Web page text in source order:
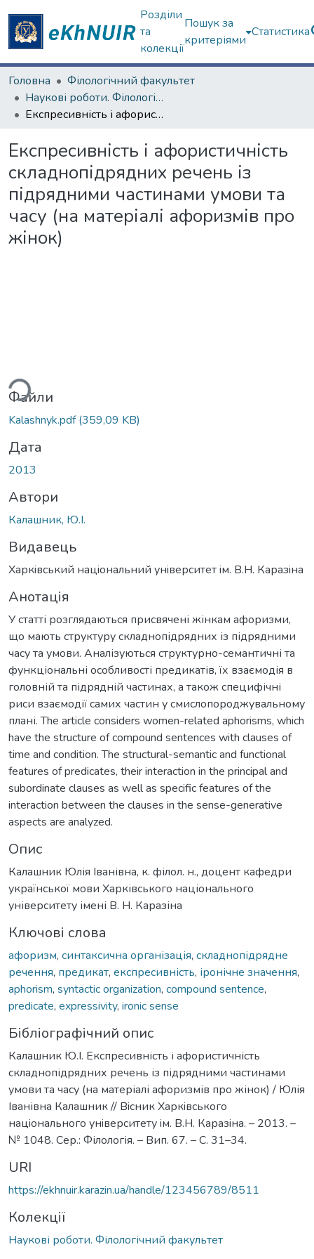
Розділи
та
колекції
Пошук за
критеріями
Статистика
Головна
Філологічний факультет
Наукові роботи. Філологічний факультет
Експресивність і афористичність складнопідрядних речень із підрядними частинами умови та часу (на матеріалі афоризмів про жінок)
Експресивність і афористичність
складнопідрядних речень із
підрядними частинами умови та
часу (на матеріалі афоризмів про
жінок)
Файли
Kalashnyk.pdf(359,09 KB)
Дата
2013
Автори
Калашник, Ю.І.
Видавець
Харкiвський нацiональний унiверситет iм. В.Н. Каразiна
Анотація
У статті розглядаються присвячені жінкам афоризми,
що мають структуру складнопідрядних із підрядними
часу та умови. Аналізуються структурно-семантичні та
функціональні особливості предикатів, їх взаємодія в
головній та підрядній частинах, а також специфічні
риси взаємодії самих частин у смислопороджувальному
плані. The article considers women-related aphorisms, which
have the structure of compound sentences with clauses of
time and condition. The structural-semantic and functional
features of predicates, their interaction in the principal and
subordinate clauses as well as specific features of the
interaction between the clauses in the sense-generative
aspects are analyzed.
Опис
Калашник Юлія Іванівна, к. філол. н., доцент кафедри
української мови Харківського національного
університету імені В. Н. Каразіна
Ключові слова
афоризм, синтаксична організація, складнопідрядне
речення, предикат, експресивність, іронічне значення,
aphorism, syntactic organization, compound sentence,
predicate, expressivity, ironic sense
Бібліографічний опис
Калашник Ю.І. Експресивність і афористичність
складнопідрядних речень із підрядними частинами
умови та часу (на матеріалі афоризмів про жінок) / Юлія
Іванівна Калашник // Вiсник Харкiвського
нацiонального унiверситету iм. В.Н. Каразiна. – 2013. –
№ 1048. Сер.: Філологія. – Вип. 67. – С. 31–34.
URI
https://ekhnuir.karazin.ua/handle/123456789/8511
Колекції
Наукові роботи. Філологічний факультет